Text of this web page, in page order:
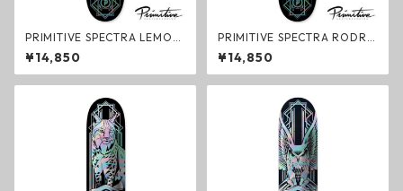
PRIMITIVE SPECTRA LEMOS
GORILLA Deck デッキ スケー
トボード プリミティブ
¥14,850
PRIMITIVE SPECTRA RODRI
GUEZ EAGLE Deck デッキ ス
ケートボード プリミティブ
¥14,850